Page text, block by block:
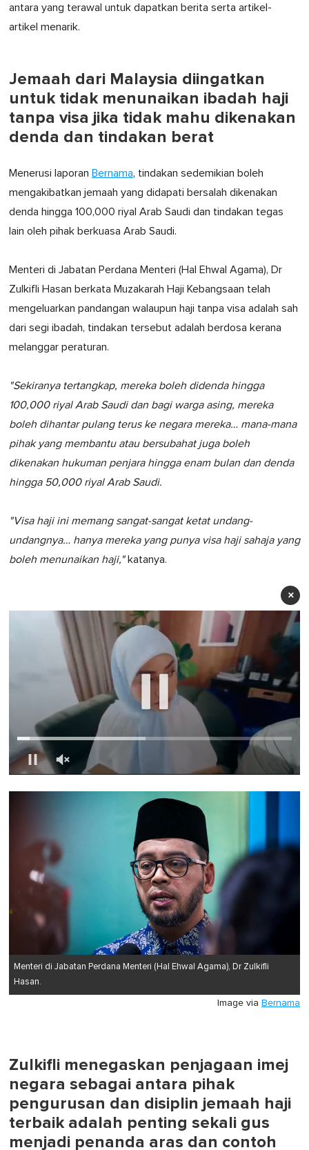
antara yang terawal untuk dapatkan berita serta artikel-
artikel menarik.
Jemaah dari Malaysia diingatkan
untuk tidak menunaikan ibadah haji
tanpa visa jika tidak mahu dikenakan
denda dan tindakan berat
Menerusi laporan Bernama, tindakan sedemikian boleh
mengakibatkan jemaah yang didapati bersalah dikenakan
denda hingga 100,000 riyal Arab Saudi dan tindakan tegas
lain oleh pihak berkuasa Arab Saudi.
Menteri di Jabatan Perdana Menteri (Hal Ehwal Agama), Dr
Zulkifli Hasan berkata Muzakarah Haji Kebangsaan telah
mengeluarkan pandangan walaupun haji tanpa visa adalah sah
dari segi ibadah, tindakan tersebut adalah berdosa kerana
melanggar peraturan.
"Sekiranya tertangkap, mereka boleh didenda hingga
100,000 riyal Arab Saudi dan bagi warga asing, mereka
boleh dihantar pulang terus ke negara mereka… mana-mana
pihak yang membantu atau bersubahat juga boleh
dikenakan hukuman penjara hingga enam bulan dan denda
hingga 50,000 riyal Arab Saudi.
"Visa haji ini memang sangat-sangat ketat undang-
undangnya… hanya mereka yang punya visa haji sahaja yang
boleh menunaikan haji,"katanya.
×
of
Menteri di Jabatan Perdana Menteri (Hal Ehwal Agama), Dr Zulkifli
Hasan.
Image via Bernama
Zulkifli menegaskan penjagaan imej
negara sebagai antara pihak
pengurusan dan disiplin jemaah haji
terbaik adalah penting sekali gus
menjadi penanda aras dan contoh